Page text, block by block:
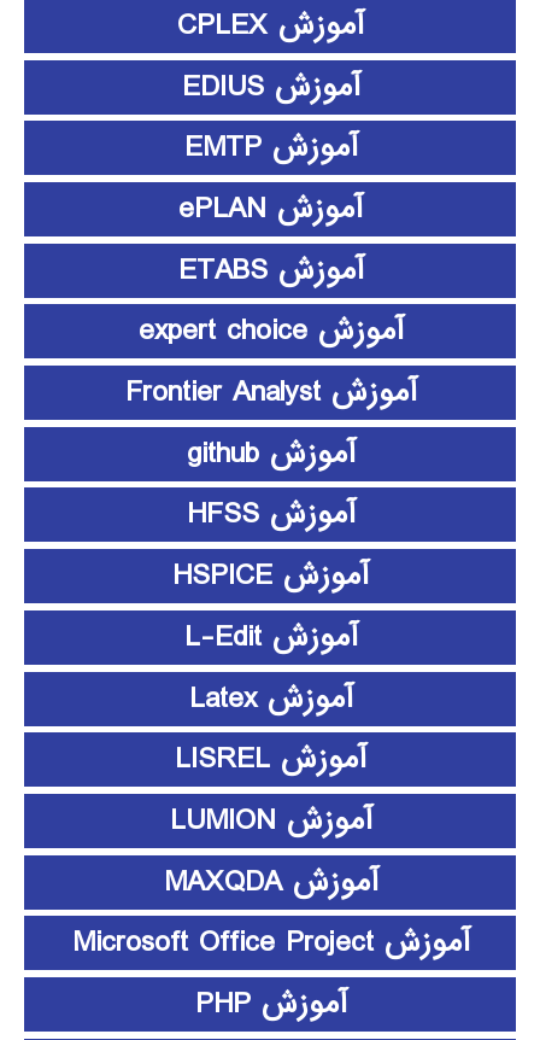
آموزش CPLEX
آموزش EDIUS
آموزش EMTP
آموزش ePLAN
آموزش ETABS
آموزش expert choice
آموزش Frontier Analyst
آموزش github
آموزش HFSS
آموزش HSPICE
آموزش L-Edit
آموزش Latex
آموزش LISREL
آموزش LUMION
آموزش MAXQDA
آموزش Microsoft Office Project
آموزش PHP